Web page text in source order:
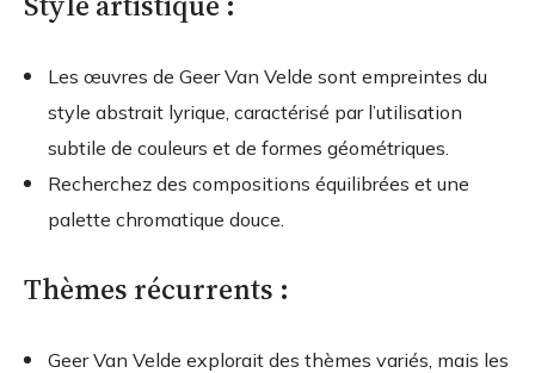
Les œuvres de Geer Van Velde sont empreintes du
style abstrait lyrique, caractérisé par l’utilisation
subtile de couleurs et de formes géométriques.
Recherchez des compositions équilibrées et une
palette chromatique douce.
Thèmes récurrents :
Geer Van Velde explorait des thèmes variés, mais les